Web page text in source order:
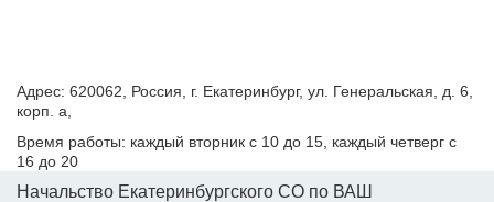
Адрес: 620062, Россия, г. Екатеринбург, ул. Генеральская, д. 6,
корп. а,
Время работы: каждый вторник с 10 до 15, каждый четверг с
16 до 20
Начальство Екатеринбургского СО по ВАШ